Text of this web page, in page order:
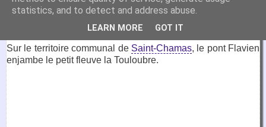
20 juin 2022
Pont Flavien, Saint-Chamas
Sur le territoire communal de Saint-Chamas, le pont Flavien
enjambe le petit fleuve la Touloubre.
statistics, and to detect and address abuse.
LEARN MORE GOT IT